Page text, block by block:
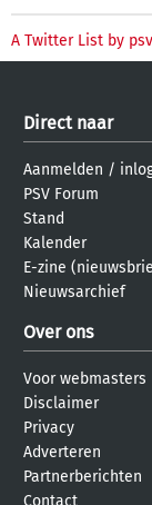
A Twitter List by
Direct naar
Aanmelden /
PSV Forum
Stand
Kalender
E-zine
Nieuwsarchief
Over ons
Voor webmasters
Disclaimer
Privacy
Adverteren
Partnerberichten
Contact